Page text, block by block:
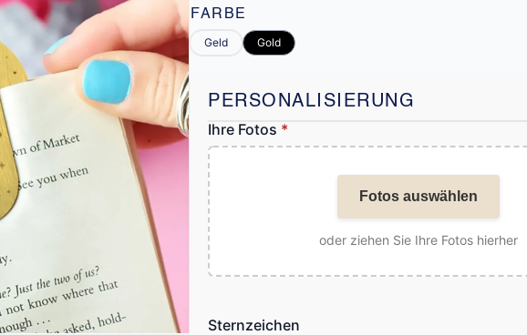
FARBE
Geld Gold
PERSONALISIERUNG
Ihre Fotos *
Fotos auswählen
oder ziehen Sie Ihre Fotos hierher
Sternzeichen